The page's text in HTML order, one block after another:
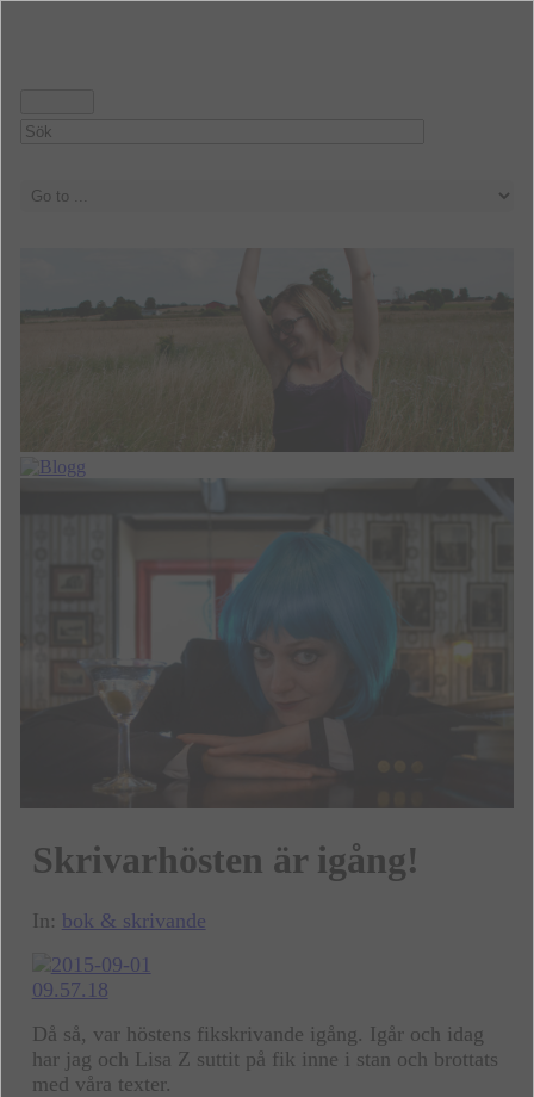
Skrivarhösten är igång!
In: bok & skrivande
Då så, var höstens fikskrivande igång. Igår och idag
har jag och Lisa Z suttit på fik inne i stan och brottats
med våra texter.